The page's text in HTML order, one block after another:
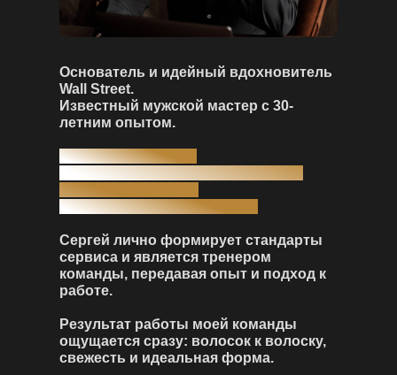
Основатель и идейный вдохновитель
Wall Street.
Известный мужской мастер с 30-
летним опытом.
— Чемпион России
— Призёр чемпионата мира
Сергей лично формирует стандарты
сервиса и является тренером
команды, передавая опыт и подход к
работе.
Результат работы моей команды
ощущается сразу: волосок к волоску,
свежесть и идеальная форма.